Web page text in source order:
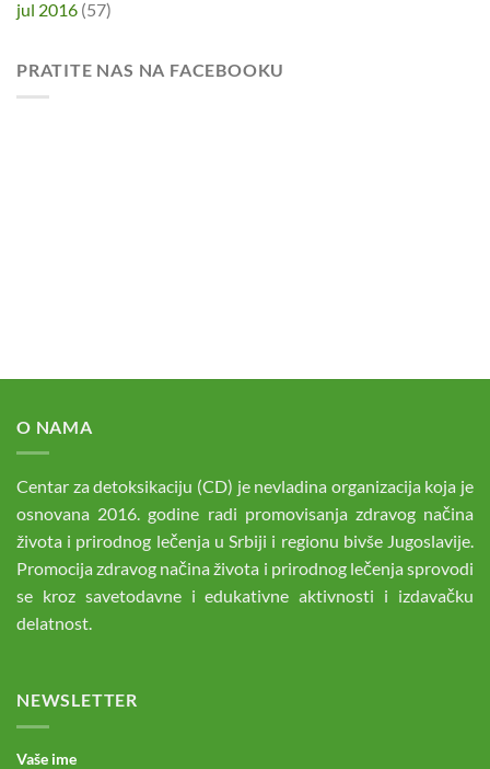
jul 2016 (57)
PRATITE NAS NA FACEBOOKU
O NAMA
Centar za detoksikaciju (CD) je nevladina organizacija koja je
osnovana 2016. godine radi promovisanja zdravog načina
života i prirodnog lečenja u Srbiji i regionu bivše Jugoslavije.
Promocija zdravog načina života i prirodnog lečenja sprovodi
se kroz savetodavne i edukativne aktivnosti i izdavačku
delatnost.
NEWSLETTER
Vaše ime